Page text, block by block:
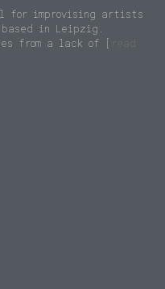
for improvising artists
based in Leipzig.
from a lack of [